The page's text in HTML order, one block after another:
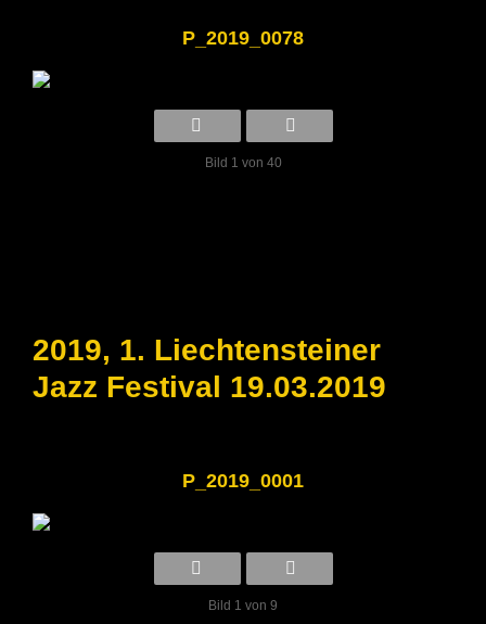
P_2019_0078
Bild 1 von 40
2019, 1. Liechtensteiner
Jazz Festival 19.03.2019
P_2019_0001
Bild 1 von 9